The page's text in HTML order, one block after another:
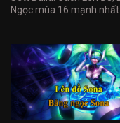
Ngọc mùa 16 mạnh nhất